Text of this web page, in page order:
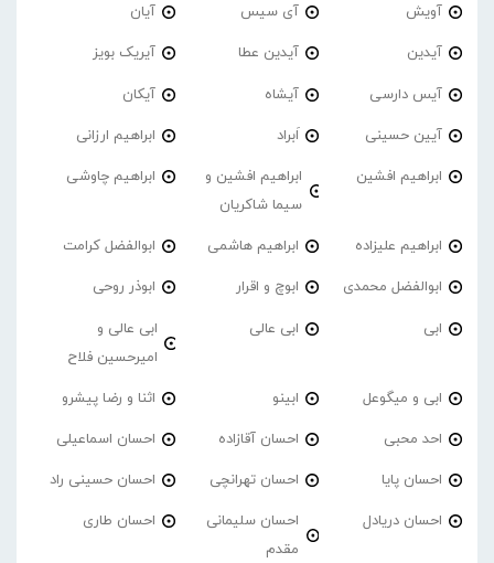
آویش آی سیس آیان
آیدین آیدین عطا آیریک بویز
آیس دارسی آیشاه آیکان
آیین حسینی اَبراد ابراهیم ارزانی
ابراهیم افشین
ابراهیم افشین و
سیما شاکریان
ابراهیم چاوشی
ابراهیم علیزاده ابراهیم هاشمی ابوالفضل کرامت
ابوالفضل محمدی ابوچ و اقرار ابوذر روحی
ابی ابی عالی
ابی عالی و
امیرحسین فلاح
ابی و میگوعل ابینو اثنا و رضا پیشرو
احد محبی احسان آقازاده احسان اسماعیلی
احسان پایا احسان تهرانچی احسان حسینی راد
احسان دریادل
احسان سلیمانی
مقدم
احسان طاری